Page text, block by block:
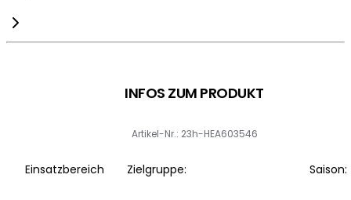
INFOS ZUM PRODUKT
Artikel-Nr.: 23h-HEA603546
Einsatzbereich Zielgruppe: Saison: